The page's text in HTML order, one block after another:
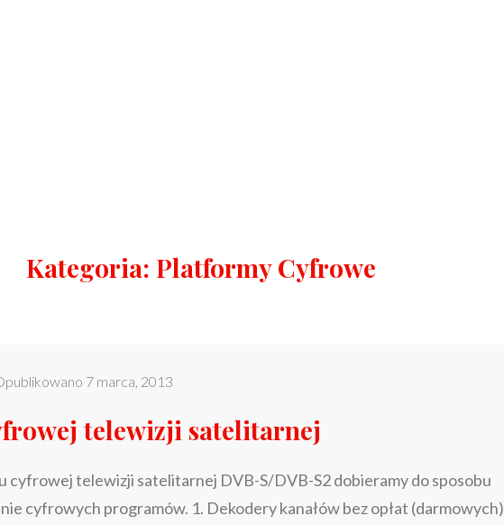
Kategoria: Platformy Cyfrowe
7 marca, 2013
telewizji satelitarnej
cyfrowej telewizji satelitarnej DVB-S/DVB-S2 dobieramy do sposobu
cyfrowych programów. 1. Dekodery kanałów bez opłat (darmowych)